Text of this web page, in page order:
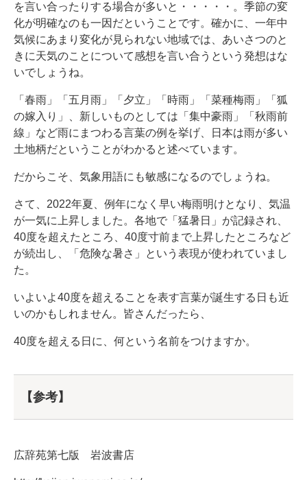
を言い合ったりする場合が多いと・・・・・。季節の変
化が明確なのも一因だということです。確かに、一年中
気候にあまり変化が見られない地域では、あいさつのと
きに天気のことについて感想を言い合うという発想はな
いでしょうね。
「春雨」「五月雨」「夕立」「時雨」「菜種梅雨」「狐
の嫁入り」、新しいものとしては「集中豪雨」「秋雨前
線」など雨にまつわる言葉の例を挙げ、日本は雨が多い
土地柄だということがわかると述べています。
だからこそ、気象用語にも敏感になるのでしょうね。
さて、2022年夏、例年になく早い梅雨明けとなり、気温
が一気に上昇しました。各地で「猛暑日」が記録され、
40度を超えたところ、40度寸前まで上昇したところなど
が続出し、「危険な暑さ」という表現が使われていまし
た。
いよいよ40度を超えることを表す言葉が誕生する日も近
いのかもしれません。皆さんだったら、
40度を超える日に、何という名前をつけますか。
【参考】
広辞苑第七版 岩波書店